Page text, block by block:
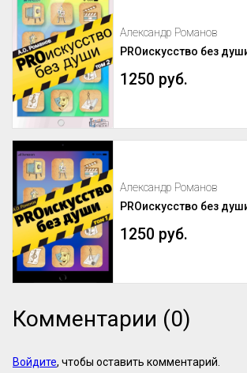
Александр Романов
PROискусство без
1250 руб.
Александр Романов
PROискусство без
1250 руб.
Комментарии (0)
Войдите, чтобы оставить комментарий.